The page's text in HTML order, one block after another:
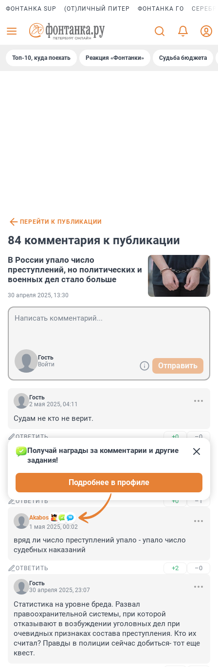
ФОНТАНКА SUP (ОТ)ЛИЧНЫЙ ПИТЕР ФОНТАНКА ГО
Топ-10, куда поехать Реакция «Фонтанки» Судьба бюджета
ПЕРЕЙТИ К ПУБЛИКАЦИИ
84 комментария к публикации
В России упало число
преступлений, но политических и
военных дел стало больше
30 апреля 2025, 13:30
Гость
Войти
Отправить
Гость
2 мая 2025, 04:11
Судам не кто не верит.
ОТВЕТИТЬ +0 –0
Гость
1 мая 2025, 22:05
надо придать очистительному огню, возможно
подействует, но это не точно
ОТВЕТИТЬ +0 –1
Akabos
Получай награды за комментарии и другие
задания!
Подробнее в профиле
1 мая 2025, 00:02
вряд ли число преступлений упало - упало число
судебных наказаний
ОТВЕТИТЬ +2 –0
Гость
30 апреля 2025, 23:07
Статистика на уровне бреда. Развал
правоохранительной системы, при которой
отказывают в возбуждении уголовных дел при
очевидных признаках состава преступления. Кто их
считал? Правды в полиции сейчас добиться- тот еще
квест.